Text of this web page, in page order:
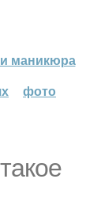
маникюра
фото